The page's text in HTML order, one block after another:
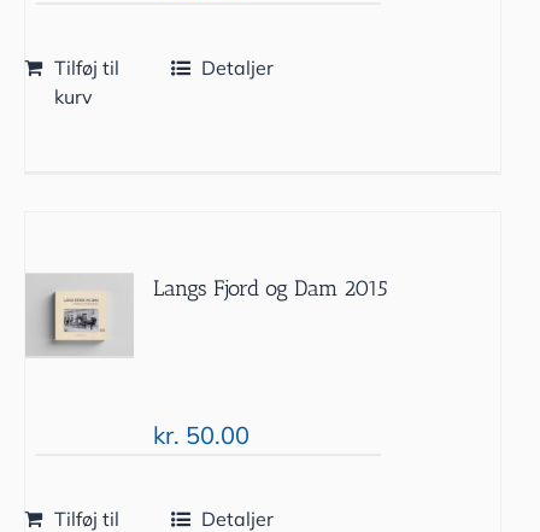
Tilføj til
kurv
Detaljer
Langs Fjord og Dam 2015
kr. 50.00
Tilføj til
Detaljer